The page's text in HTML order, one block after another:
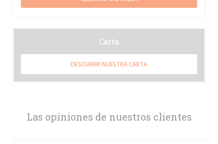
Las opiniones de nuestros clientes
Carta
DESCUBRIR NUESTRA CARTA